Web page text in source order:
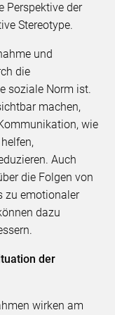
Perspektive der
Stereotype.
und
die
soziale Norm ist.
machen,
wie
Auch
die Folgen von
zu emotionaler
dazu
der
wirken am